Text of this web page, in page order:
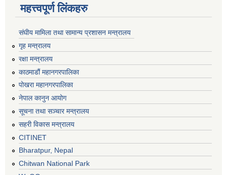
महत्त्वपूर्ण लिंकहरु
संघीय मामिला तथा सामान्य प्रशासन मन्त्रालय
गृह मन्त्रालय
रक्षा मन्त्रालय
काठमाडौं महानगरपालिका
पोखरा महानगरपालिका
नेपाल कानुन आयोग
सूचना तथा सञ्चार मन्त्रालय
सहरी विकास मन्त्रालय
CITINET
Bharatpur, Nepal
Chitwan National Park